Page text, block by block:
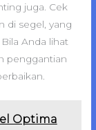
juga. Cek
di segel, yang
Anda lihat
penggantian
Optima